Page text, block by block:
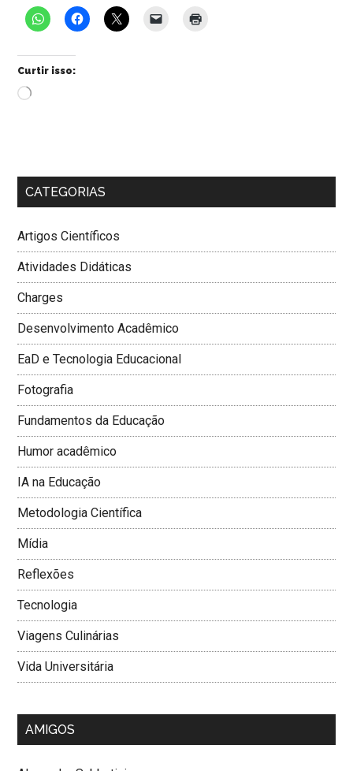
Curtir isso:
Carregando...
CATEGORIAS
Artigos Científicos
Atividades Didáticas
Charges
Desenvolvimento Acadêmico
EaD e Tecnologia Educacional
Fotografia
Fundamentos da Educação
Humor acadêmico
IA na Educação
Metodologia Cientí­fica
Mí­dia
Reflexões
Tecnologia
Viagens Culinárias
Vida Universitária
AMIGOS